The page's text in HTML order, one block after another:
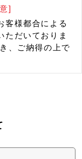
]
客様都合による
ただいておりま
、ご納得の上で